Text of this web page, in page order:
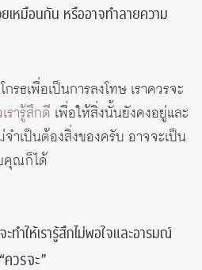
เหมือนกัน หรืออาจทำลายความ
ธเพื่อเป็นการลงโทษ เราควรจะ
รารู้สึกดี เพื่อให้สิ่งนั้นยังคงอยู่และ
ำเป็นต้องสิ่งของครับ อาจจะเป็น
คุณก็ได้
ำให้เรารู้สึกไม่พอใจและอารมณ์
วรจะ”